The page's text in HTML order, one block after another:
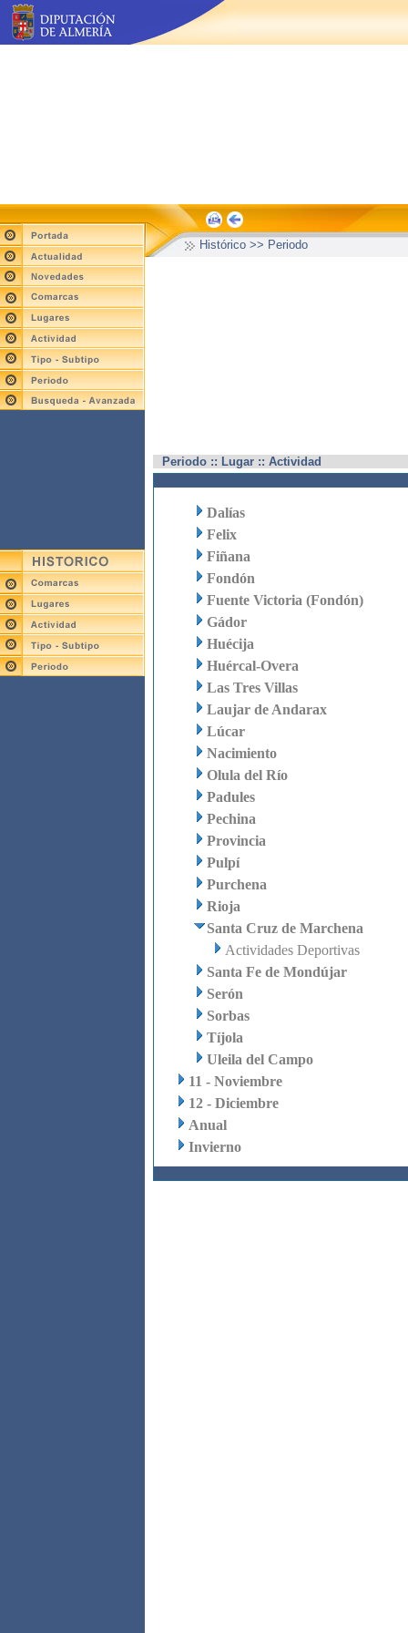
Histórico >> Periodo
Periodo :: Lugar :: Actividad
Dalías
Felix
Fiñana
Fondón
Fuente Victoria (Fondón)
Gádor
Huécija
Huércal-Overa
Las Tres Villas
Laujar de Andarax
Lúcar
Nacimiento
Olula del Río
Padules
Pechina
Provincia
Pulpí
Purchena
Rioja
Santa Cruz de Marchena
Actividades Deportivas
Santa Fe de Mondújar
Serón
Sorbas
Tíjola
Uleila del Campo
11 - Noviembre
12 - Diciembre
Anual
Invierno